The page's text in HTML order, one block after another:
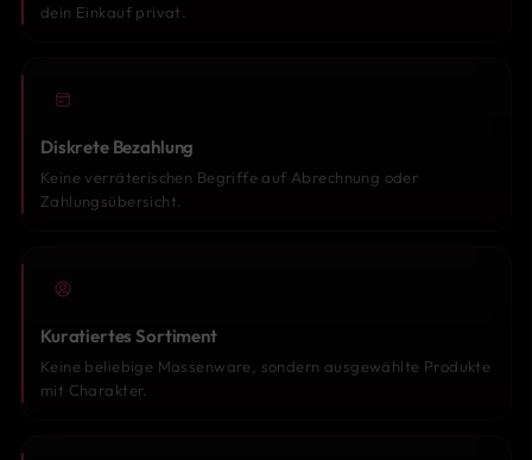
dein Einkauf privat.
Diskrete Bezahlung
Keine verräterischen Begriffe auf Abrechnung oder
Zahlungsübersicht.
Kuratiertes Sortiment
Keine beliebige Massenware, sondern ausgewählte Produkte
mit Charakter.